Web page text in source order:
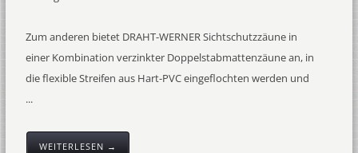
Zum anderen bietet DRAHT-WERNER Sichtschutzzäune in
einer Kombination verzinkter Doppelstabmattenzäune an, in
die flexible Streifen aus Hart-PVC eingeflochten werden und
...
WEITERLESEN →